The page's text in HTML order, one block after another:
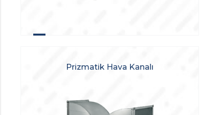
Prizmatik Hava Kanalı